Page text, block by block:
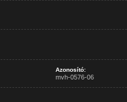
Azonosító:
mvh-0576-06